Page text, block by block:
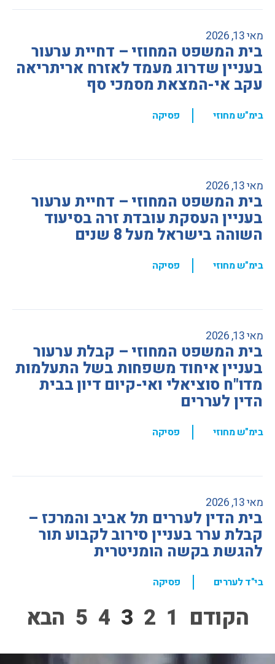
מאי 13, 2026
בית המשפט המחוזי – דחיית ערעור
בעניין שדרוג מעמד לאזרח אריתריאה
עקב אי-המצאת מסמכי סף
בימ"ש מחוזי , פסיקה
מאי 13, 2026
בית המשפט המחוזי – דחיית ערעור
בעניין העסקת עובדת זרה בסיעוד
השוהה בישראל מעל 8 שנים
בימ"ש מחוזי , פסיקה
מאי 13, 2026
בית המשפט המחוזי – קבלת ערעור
בעניין איחוד משפחות בשל התעלמות
מדו"ח סוציאלי ואי-קיום דיון בבית
הדין לעררים
בימ"ש מחוזי , פסיקה
מאי 13, 2026
בית הדין לעררים תל אביב והמרכז –
קבלת ערר בעניין סירוב לקבוע תור
להגשת בקשה הומניטרית
בי"ד לעררים , פסיקה
הקודם 1
2
3
4
5 הבא